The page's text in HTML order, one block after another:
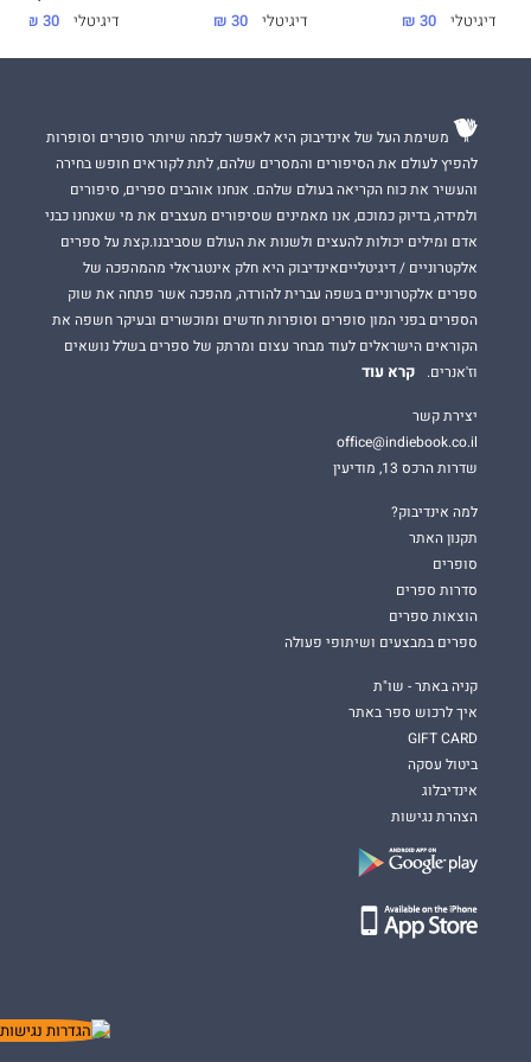
דיגיטלי 30 ₪
דיגיטלי 30 ₪
דיגיטלי 30 ₪
משימת העל של אינדיבוק היא לאפשר לכמה שיותר סופרים וסופרות
להפיץ לעולם את הסיפורים והמסרים שלהם, לתת לקוראים חופש בחירה
והעשיר את כוח הקריאה בעולם שלהם. אנחנו אוהבים ספרים, סיפורים
ולמידה, בדיוק כמוכם, אנו מאמינים שסיפורים מעצבים את מי שאנחנו כבני
אדם ומילים יכולות להעצים ולשנות את העולם שסביבנו.קצת על ספרים
אלקטרוניים / דיגיטלייםאינדיבוק היא חלק אינטגראלי מהמהפכה של
ספרים אלקטרוניים בשפה עברית להורדה, מהפכה אשר פתחה את שוק
הספרים בפני המון סופרים וסופרות חדשים ומוכשרים ובעיקר חשפה את
הקוראים הישראלים לעוד מבחר עצום ומרתק של ספרים בשלל נושאים
וז'אנרים.
קרא עוד
יצירת קשר
office@indiebook.co.il
שדרות הרכס 13, מודיעין
למה אינדיבוק?
תקנון האתר
סופרים
סדרות ספרים
הוצאות ספרים
ספרים במבצעים ושיתופי פעולה
קניה באתר - שו"ת
איך לרכוש ספר באתר
GIFT CARD
ביטול עסקה
אינדיבלוג
הצהרת נגישות